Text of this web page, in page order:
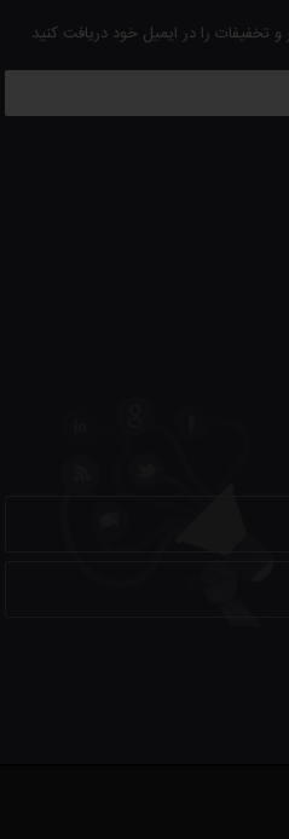
تخفیفات را در ایمیل خود دریافت کنید